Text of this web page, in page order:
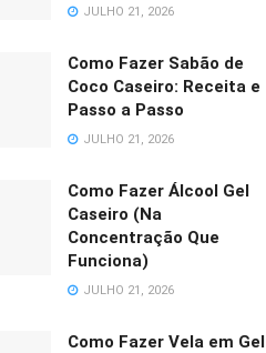
JULHO 21, 2026
Como Fazer Sabão de
Coco Caseiro: Receita e
Passo a Passo
JULHO 21, 2026
Como Fazer Álcool Gel
Caseiro (Na
Concentração Que
Funciona)
JULHO 21, 2026
Como Fazer Vela em Gel